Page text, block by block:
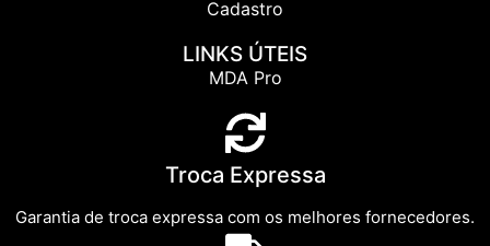
Cadastro
LINKS ÚTEIS
MDA Pro
Troca Expressa
Garantia de troca expressa com os melhores fornecedores.